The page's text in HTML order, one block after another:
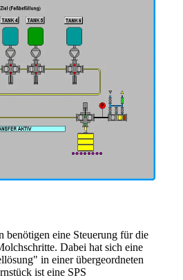
benötigen eine Steuerung für die
Dabei hat sich eine
in einer übergeordneten
ist eine SPS